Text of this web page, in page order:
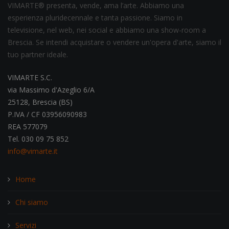
VIMARTE® presenta, vende, ama l’arte. Abbiamo una
esperienza pluridecennale e tanta passione. Siamo in
televisione, nel web, nei social e abbiamo una show-room a
Brescia. Se intendi acquistare o vendere un'opera d'arte, siamo il
tuo partner ideale.
VIMARTE S.C.
via Massimo d'Azeglio 6/A
25128, Brescia (BS)
P.IVA / CF 03956090983
REA 577079
Tel. 030 09 75 852
info@vimarte.it
Home
Chi siamo
Servizi